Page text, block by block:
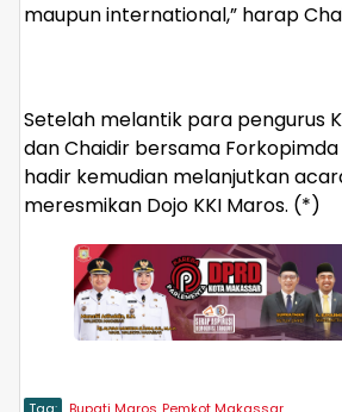
maupun international,” harap
Setelah melantik para pengurus
dan Chaidir bersama
hadir kemudian melanjutkan
meresmikan Dojo KKI Maros. (*)